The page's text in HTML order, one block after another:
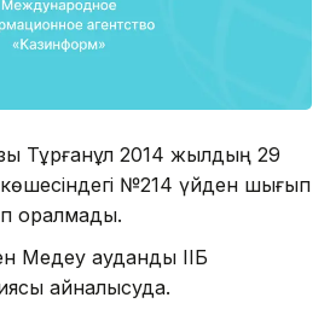
Тұрғанқұл 2014 жылдың 29
көшесіндегі №214 үйден шығып
оралмады.
Медеу аудандық ІІБ
айналысуда.